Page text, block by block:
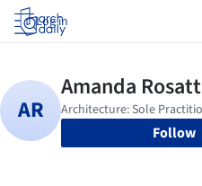
Log in
Follow